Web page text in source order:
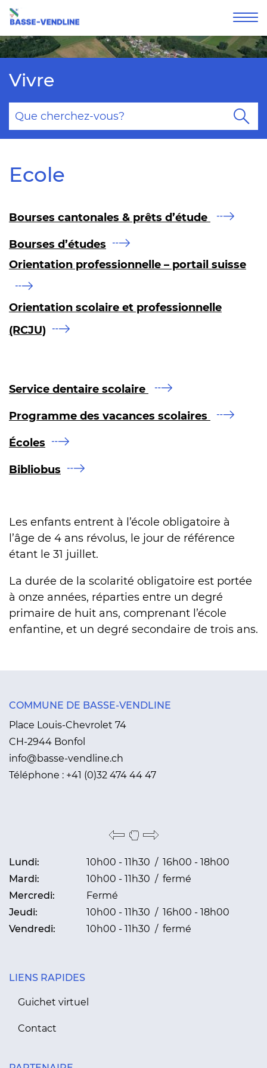
la
Vivre
Mots
clés
Ecole
Bourses cantonales & prêts d’étude
Bourses d’études
Orientation professionnelle – portail suisse
Orientation scolaire et professionnelle
(RCJU)
Service dentaire scolaire
Programme des vacances scolaires
Écoles
Bibliobus
Les enfants entrent à l’école obligatoire à
l’âge de 4 ans révolus, le jour de référence
étant le 31 juillet.
La durée de la scolarité obligatoire est portée
à onze années, réparties entre un degré
primaire de huit ans, comprenant l’école
enfantine, et un degré secondaire de trois ans.
COMMUNE DE BASSE-VENDLINE
Place Louis-Chevrolet 74
CH-2944 Bonfol
info@basse-vendline.ch
Téléphone : +41 (0)32 474 44 47
Lundi:
10h00 - 11h30 / 16h00 - 18h00
Mardi:
10h00 - 11h30 / fermé
Mercredi:
Fermé
Jeudi:
10h00 - 11h30 / 16h00 - 18h00
Vendredi:
10h00 - 11h30 / fermé
LIENS RAPIDES
Guichet virtuel
Contact